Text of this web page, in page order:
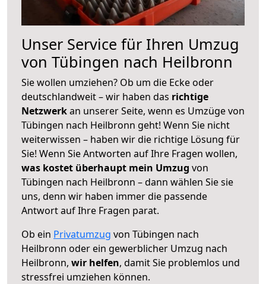
Unser Service für Ihren Umzug
von Tübingen nach Heilbronn
Sie wollen umziehen? Ob um die Ecke oder
deutschlandweit – wir haben das richtige
Netzwerkan unserer Seite, wenn es Umzüge von
Tübingen nach Heilbronn geht! Wenn Sie nicht
weiterwissen – haben wir die richtige Lösung für
Sie! Wenn Sie Antworten auf Ihre Fragen wollen,
was kostet überhaupt mein Umzug von
Tübingen nach Heilbronn – dann wählen Sie sie
uns, denn wir haben immer die passende
Antwort auf Ihre Fragen parat.
Ob ein Privatumzug von Tübingen nach
Heilbronn oder ein gewerblicher Umzug nach
Heilbronn, wir helfen, damit Sie problemlos und
stressfrei umziehen können.